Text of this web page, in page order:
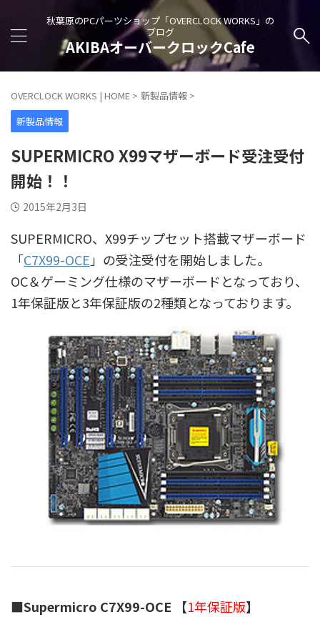
秋葉原のPCパーツショップ「OVERCLOCK WORKS」の
ブログ
AKIBAオーバークロックCafe
OVERCLOCK WORKS | HOME > 新製品情報 >
新製品情報
SUPERMICRO X99マザーボード受注受付
開始！！
2015年2月3日
SUPERMICRO、X99チップセット搭載マザーボード
「C7X99-OCE 」の受注受付を開始しました。
OC＆ゲーミング仕様のマザーボードとなっており、
1年保証版と3年保証版の2種類となっております。
■Supermicro C7X99-OCE 【1年保証版】